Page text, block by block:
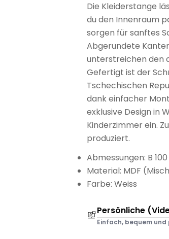
Die Kleiderstange
du den Innenraum
sorgen für sanftes
Abgerundete
unterstreichen den
Gefertigt ist der
Tschechischen
dank einfacher
exklusive Design in
Kinderzimmer ein.
produziert.
Abmessungen: B
Material: MDF
Farbe: Weiss
Persönliche
Einfach, bequem und